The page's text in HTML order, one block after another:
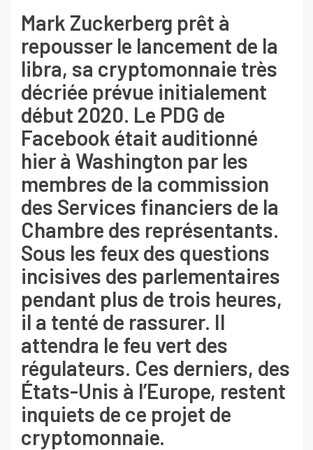
Mark Zuckerberg prêt à
repousser le lancement de la
libra, sa cryptomonnaie très
décriée prévue initialement
début 2020. Le PDG de
Facebook était auditionné
hier à Washington par les
membres de la commission
des Services financiers de la
Chambre des représentants.
Sous les feux des questions
incisives des parlementaires
pendant plus de trois heures,
il a tenté de rassurer. Il
attendra le feu vert des
régulateurs. Ces derniers, des
États-Unis à l’Europe, restent
inquiets de ce projet de
cryptomonnaie.